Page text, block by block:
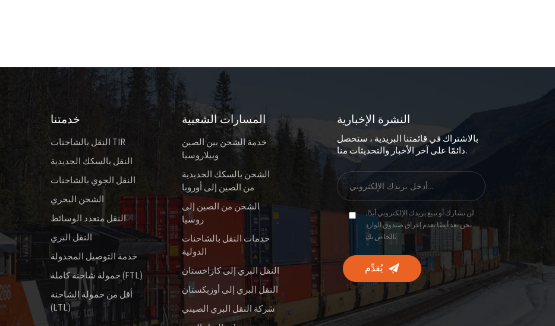
خدمتنا
النقل بالشاحنات TIR
النقل بالسكك الحديدية
النقل الجوي بالشاحنات
الشحن البحري
النقل متعدد الوسائط
النقل البري
خدمة التوصيل المجدولة
حمولة شاحنة كاملة (FTL)
أقل من حمولة الشاحنة
(LTL)
المسارات الشعبية
خدمة الشحن بين الصين
وبيلاروسيا
الشحن بالسكك الحديدية
من الصين إلى أوروبا
الشحن من الصين إلى
روسيا
خدمات النقل بالشاحنات
الدولية
النقل البري إلى كازاخستان
النقل البري إلى أوزبكستان
شركة النقل البري الصيني
النشرة الإخبارية
بالاشتراك في قائمتنا البريدية ، ستحصل
دائمًا على آخر الأخبار والتحديثات منا.
لن نشارك أو نبيع بريدك الإلكتروني أبدًا.
نحن نعد أيضًا بعدم إغراق صندوق الوارد
الخاص بك.
يُقدِّم